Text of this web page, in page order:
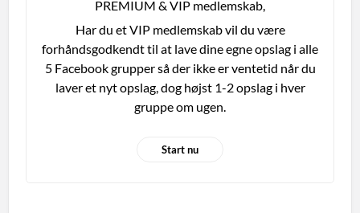
PREMIUM & VIP medlemskab,
Har du et VIP medlemskab vil du være
forhåndsgodkendt til at lave dine egne opslag i alle
5 Facebook grupper så der ikke er ventetid når du
laver et nyt opslag, dog højst 1-2 opslag i hver
gruppe om ugen.
Start nu